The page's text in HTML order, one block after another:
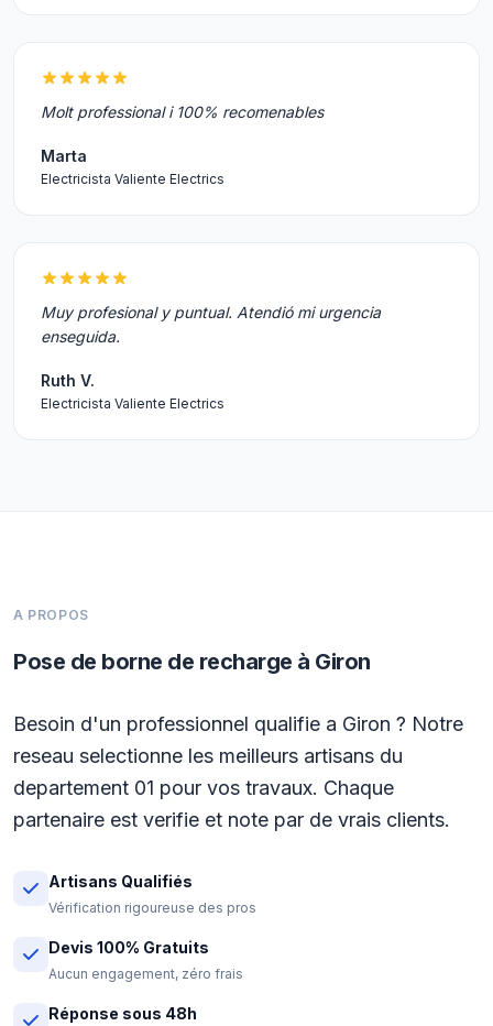
Molt professional i 100% recomenables
Marta
Electricista Valiente Electrics
Muy profesional y puntual. Atendió mi urgencia
enseguida.
Ruth V.
Electricista Valiente Electrics
A PROPOS
Pose de borne de recharge à Giron
Besoin d'un professionnel qualifie a Giron ? Notre
reseau selectionne les meilleurs artisans du
departement 01 pour vos travaux. Chaque
partenaire est verifie et note par de vrais clients.
Artisans Qualifiés
Vérification rigoureuse des pros
Devis 100% Gratuits
Aucun engagement, zéro frais
Réponse sous 48h